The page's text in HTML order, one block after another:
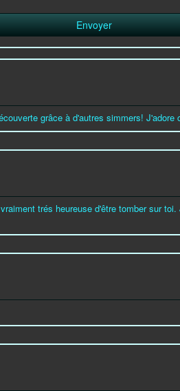
grâce à d'autres simmers!
trés heureuse d'être tomber sur